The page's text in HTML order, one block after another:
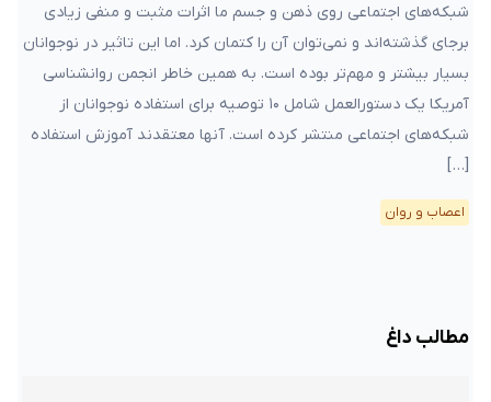
شبکه‌های اجتماعی روی ذهن و جسم ما اثرات مثبت و منفی زیادی
برجای گذشته‌اند و نمی‌توان آن را کتمان کرد. اما این تاثیر در نوجوانان
بسیار بیشتر و مهم‌تر بوده است. به همین خاطر انجمن روانشناسی
آمریکا یک دستورالعمل شامل ۱۰ توصیه برای استفاده نوجوانان از
شبکه‌های اجتماعی منتشر کرده است. آنها معتقدند آموزش استفاده
[…]
اعصاب و روان
مطالب داغ